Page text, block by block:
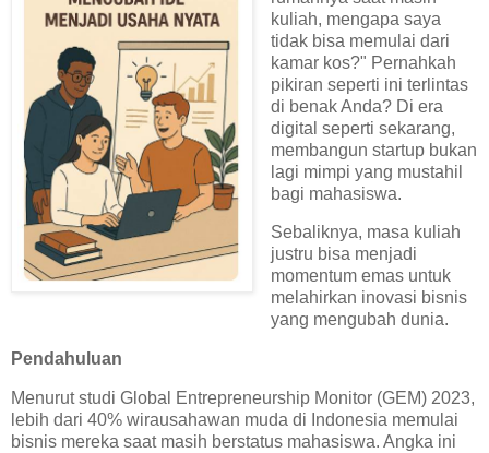
kuliah, mengapa saya
tidak bisa memulai dari
kamar kos?" Pernahkah
pikiran seperti ini terlintas
di benak Anda? Di era
digital seperti sekarang,
membangun startup bukan
lagi mimpi yang mustahil
bagi mahasiswa.
Sebaliknya, masa kuliah
justru bisa menjadi
momentum emas untuk
melahirkan inovasi bisnis
yang mengubah dunia.
Pendahuluan
Menurut studi Global Entrepreneurship Monitor (GEM) 2023,
lebih dari 40% wirausahawan muda di Indonesia memulai
bisnis mereka saat masih berstatus mahasiswa. Angka ini